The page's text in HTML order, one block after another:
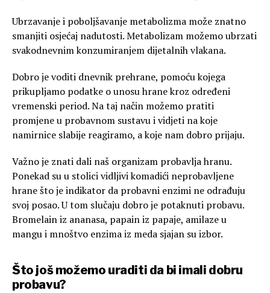
Ubrzavanje i poboljšavanje metabolizma može znatno
smanjiti osjećaj nadutosti. Metabolizam možemo ubrzati
svakodnevnim konzumiranjem dijetalnih vlakana.
Dobro je voditi dnevnik prehrane, pomoću kojega
prikupljamo podatke o unosu hrane kroz određeni
vremenski period. Na taj način možemo pratiti
promjene u probavnom sustavu i vidjeti na koje
namirnice slabije reagiramo, a koje nam dobro prijaju.
Važno je znati dali naš organizam probavlja hranu.
Ponekad su u stolici vidljivi komadići neprobavljene
hrane što je indikator da probavni enzimi ne odrađuju
svoj posao. U tom slučaju dobro je potaknuti probavu.
Bromelain iz ananasa, papain iz papaje, amilaze u
mangu i mnoštvo enzima iz meda sjajan su izbor.
Što još možemo uraditi da bi imali dobru
probavu?